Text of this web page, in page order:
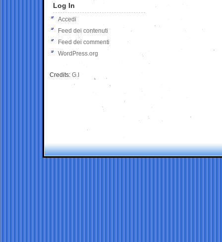
Log In
Accedi
Feed dei contenuti
Feed dei commenti
WordPress.org
Credits: G.I